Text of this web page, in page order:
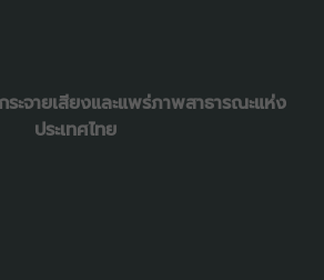
ะจายเสียงและแพร่ภาพสาธารณะแห่ง
ประเทศไทย